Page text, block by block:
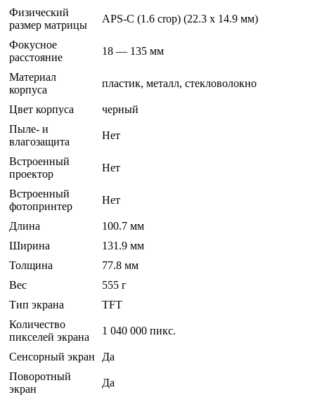
Физический
размер матрицы
APS-C (1.6 crop) (22.3 x 14.9 мм)
Фокусное
расстояние
18 — 135 мм
Материал
корпуса
пластик, металл, стекловолокно
Цвет корпуса
черный
Пыле- и
влагозащита
Нет
Встроенный
проектор
Нет
Встроенный
фотопринтер
Нет
Длина
100.7 мм
Ширина
131.9 мм
Толщина
77.8 мм
Вес
555 г
Тип экрана
TFT
Количество
пикселей экрана
1 040 000 пикс.
Сенсорный экран
Да
Поворотный
экран
Да